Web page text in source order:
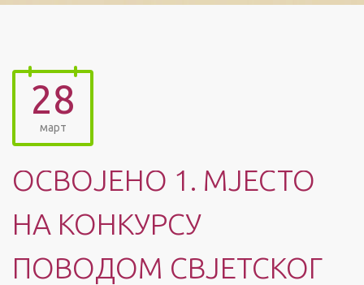
28
март
ОСВОЈЕНО 1. МЈЕСТО
НА КОНКУРСУ
ПОВОДОМ СВЈЕТСКОГ